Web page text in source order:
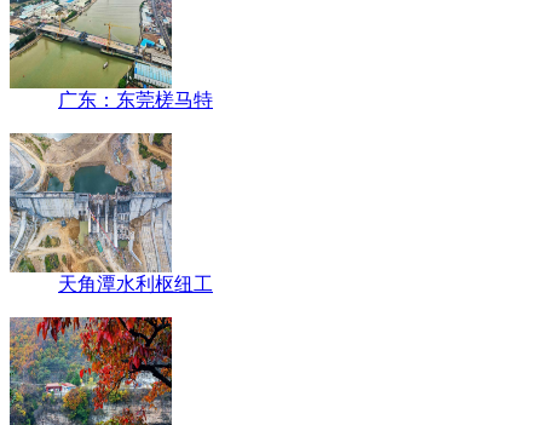
广东：东莞槎马特
天角潭水利枢纽工